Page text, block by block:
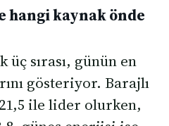
kaynak önde
sırası, günün en
gösteriyor. Barajlı
ile lider olurken,